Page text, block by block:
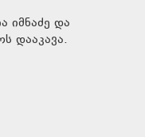
იმნაძე და
დააკავა.